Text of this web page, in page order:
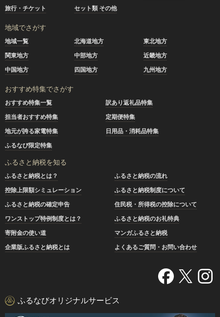
旅行・チケット
セット類 その他
地域でさがす
地域一覧 北海道地方
東北地方
関東地方
中部地方
近畿地方
中国地方
四国地方 九州地方
おすすめ特集でさがす
おすすめ特集一覧
訳あり返礼品特集
担当者おすすめ特集
定期便特集
地元が誇る家電特集
日用品・消耗品特集
ふるなび限定特集
ふるさと納税を知る
ふるさと納税とは？
ふるさと納税の流れ
控除上限額シミュレーション
ふるさと納税制度について
ふるさと納税の確定申告
住民税・所得税の控除について
ワンストップ特例制度とは？
ふるさと納税のお礼特典
寄附金の使い道
マンガふるさと納税
企業版ふるさと納税とは
よくあるご質問・お問い合わせ
ふるなびオリジナルサービス